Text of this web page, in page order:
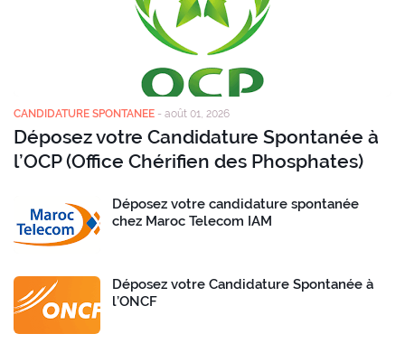
CANDIDATURE SPONTANEE - août 01, 2026
Déposez votre Candidature Spontanée à
l’OCP (Office Chérifien des Phosphates)
Déposez votre candidature spontanée
chez Maroc Telecom IAM
Déposez votre Candidature Spontanée à
l’ONCF